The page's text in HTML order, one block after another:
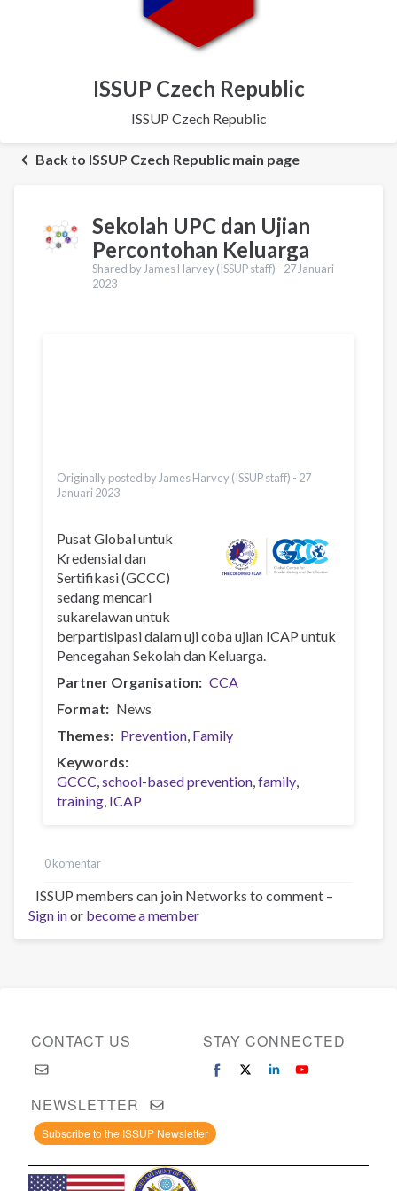
ISSUP Czech Republic
ISSUP Czech Republic
Back to ISSUP Czech Republic main page
Sekolah UPC dan Ujian
Percontohan Keluarga
Shared by James Harvey (ISSUP staff) - 27 Januari
2023
Originally posted by James Harvey (ISSUP staff) - 27
Januari 2023
Pusat Global untuk
Kredensial dan
Sertifikasi (GCCC)
sedang mencari
sukarelawan untuk
berpartisipasi dalam uji coba ujian ICAP untuk
Pencegahan Sekolah dan Keluarga.
Partner Organisation
CCA
Format
News
Themes
Prevention Family
Keywords
GCCC school-based prevention family
training ICAP
0 komentar
ISSUP members can join Networks to comment –
Sign inor become a member
CONTACT US STAY CONNECTED
NEWSLETTER
Subscribe to the ISSUP Newsletter